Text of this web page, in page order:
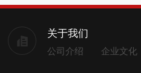
关于我们
公司介绍 企业文化